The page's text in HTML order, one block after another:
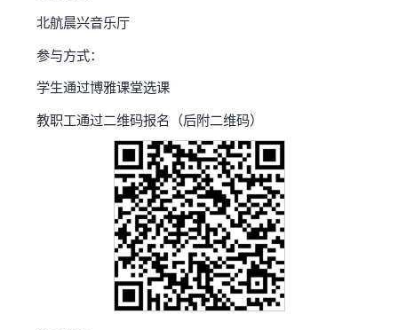
北航晨兴音乐厅
参与方式：
学生通过博雅课堂选课
教职工通过二维码报名（后附二维码）